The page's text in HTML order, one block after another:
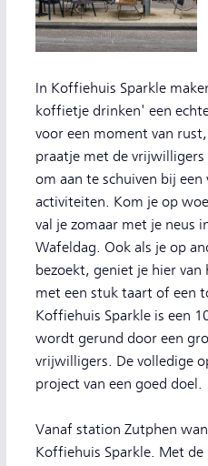
In Koffiehuis Sparkle
koffietje drinken' een
voor een moment van
praatje met de
om aan te schuiven bij een
activiteiten. Kom je op
val je zomaar met je neus
Wafeldag. Ook als je op
bezoekt, geniet je hier
met een stuk taart of een
Koffiehuis Sparkle is een
wordt gerund door een
vrijwilligers. De volledige
project van een goed doel.
Vanaf station Zutphen
Koffiehuis Sparkle. Met